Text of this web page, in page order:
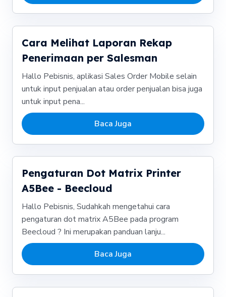
Cara Melihat Laporan Rekap
Penerimaan per Salesman
Hallo Pebisnis, aplikasi Sales Order Mobile selain
untuk input penjualan atau order penjualan bisa juga
untuk input pena...
Baca Juga
Pengaturan Dot Matrix Printer
A5Bee - Beecloud
Hallo Pebisnis, Sudahkah mengetahui cara
pengaturan dot matrix A5Bee pada program
Beecloud ? Ini merupakan panduan lanju...
Baca Juga